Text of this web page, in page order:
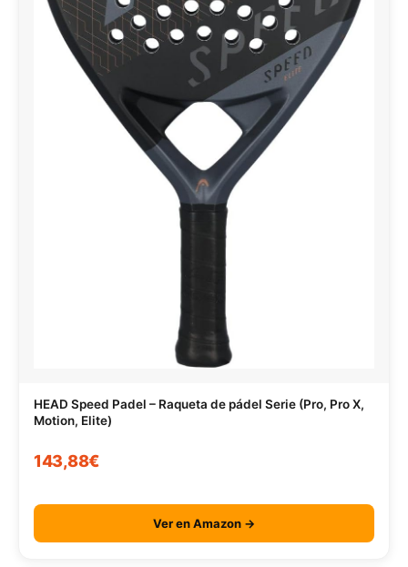
HEAD Speed Padel – Raqueta de pádel Serie (Pro, Pro X,
Motion, Elite)
143,88€
Ver en Amazon →